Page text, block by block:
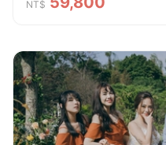
累、不想複雜的新娘精...
NT$